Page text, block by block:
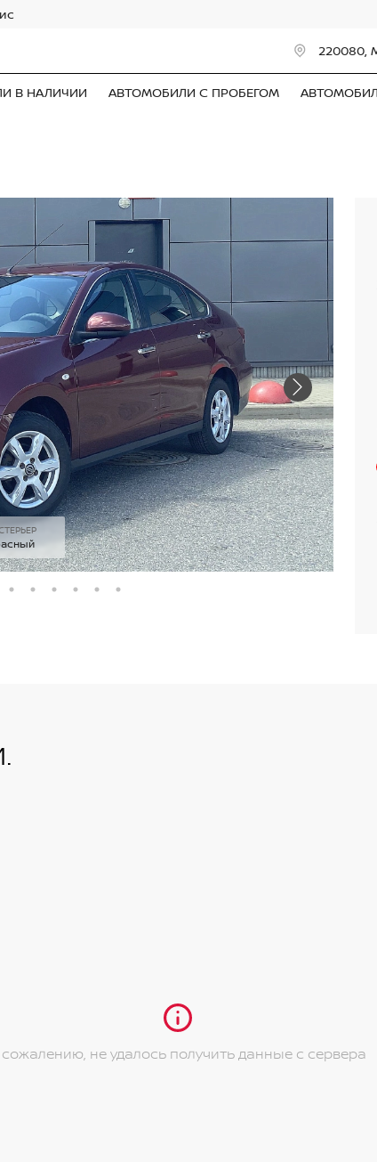
220080,
В НАЛИЧИИ АВТОМОБИЛИ С ПРОБЕГОМ
не удалось получить данные с сервера